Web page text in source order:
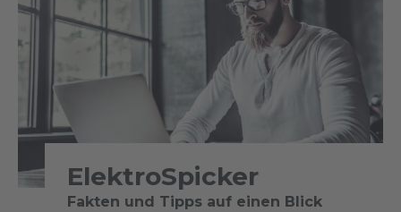
ElektroSpicker
Fakten und Tipps auf einen Blick